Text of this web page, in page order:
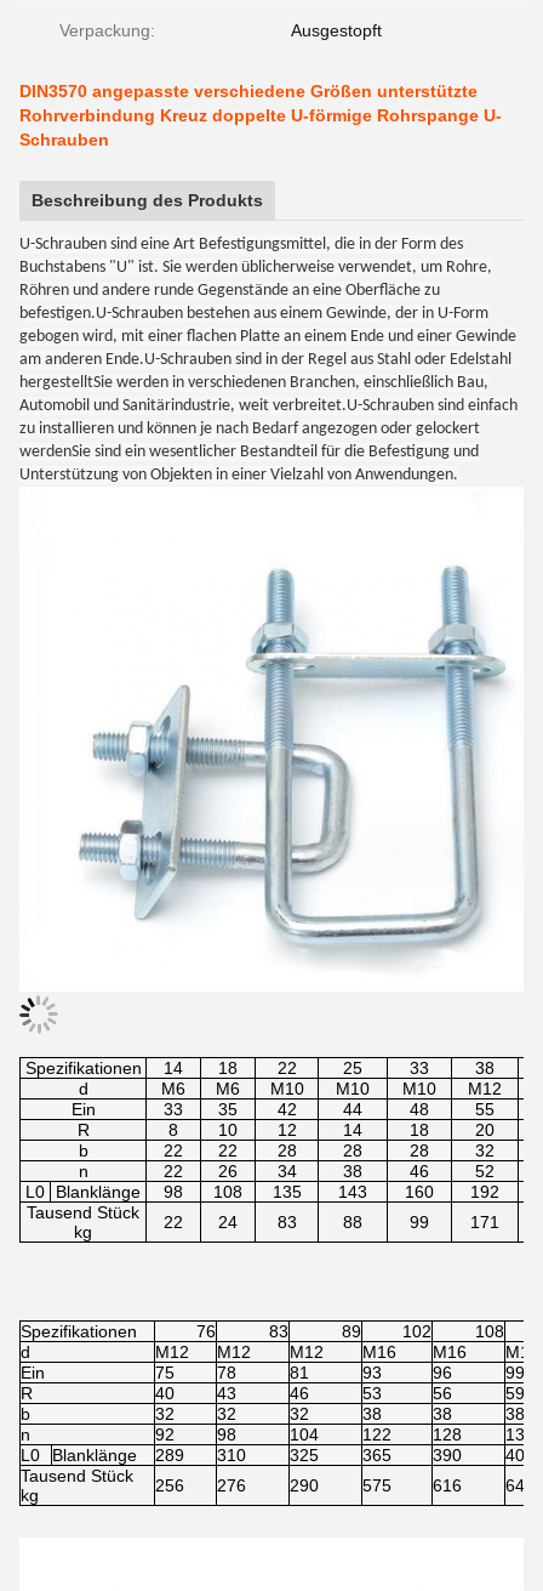
Verpackung: Ausgestopft
DIN3570 angepasste verschiedene Größen unterstützte
Rohrverbindung Kreuz doppelte U-förmige Rohrspange U-
Schrauben
Beschreibung des Produkts
U-Schrauben sind eine Art Befestigungsmittel, die in der Form des
Buchstabens "U" ist. Sie werden üblicherweise verwendet, um Rohre,
Röhren und andere runde Gegenstände an eine Oberfläche zu
befestigen.U-Schrauben bestehen aus einem Gewinde, der in U-Form
gebogen wird, mit einer flachen Platte an einem Ende und einer Gewinde
am anderen Ende.U-Schrauben sind in der Regel aus Stahl oder Edelstahl
hergestelltSie werden in verschiedenen Branchen, einschließlich Bau,
Automobil und Sanitärindustrie, weit verbreitet.U-Schrauben sind einfach
zu installieren und können je nach Bedarf angezogen oder gelockert
werdenSie sind ein wesentlicher Bestandteil für die Befestigung und
Unterstützung von Objekten in einer Vielzahl von Anwendungen.
Spezifikationen 14 18 22 25 33 38
d
M6 M6 M10 M10 M10 M12
Ein
33 35 42 44 48 55
R
8 10 12 14 18 20
b
22 22 28 28 28 32
n
22 26 34 38 46 52
L0
Blanklänge 98 108 135 143 160 192
Tausend Stück
kg
22 24 83 88 99 171
Spezifikationen 76 83 89 102
108
d
M12 M12 M12 M16 M16
M16
Ein
75 78 81 93 96
99
R
40 43 46 53 56
59
b
32 32 32 38 38
38
n
92 98 104 122 128
134
L0
Blanklänge 289 310 325 365 390
405
Tausend Stück
kg
256 276 290 575 616 640